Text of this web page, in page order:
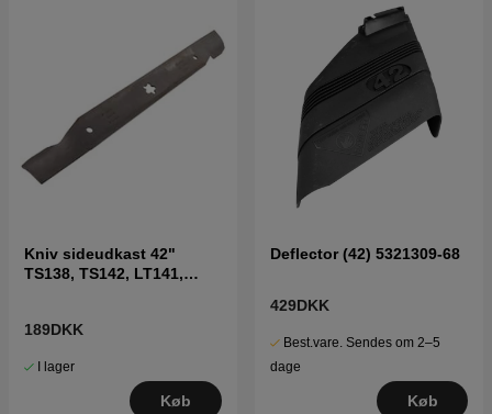
Klik her for reservedelstegning og reservedelsliste til
Husqvarna YTH130 2001-02 (HEYTH130L) 954170026
Klik her for reservedelstegning og reservedelsliste til
Husqvarna YTH130 2001-09 (HEYTH130L) 954170026
Kniv sideudkast 42"
TS138, TS142, LT141,
189DKK
I lager
Køb
Deflector (42) 5321309-68
429DKK
Best.vare. Sendes om 2–5
dage
Køb